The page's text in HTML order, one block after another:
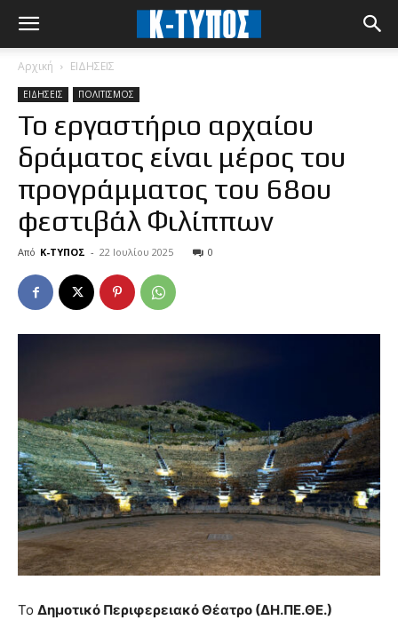
Αρχική ΕΙΔΗΣΕΙΣ
ΕΙΔΗΣΕΙΣ ΠΟΛΙΤΙΣΜΟΣ
Το εργαστήριο αρχαίου
δράματος είναι μέρος του
προγράμματος του 68ου
φεστιβάλ Φιλίππων
Από Κ-ΤΥΠΟΣ - 22 Ιουλίου 2025 0
Το Δημοτικό Περιφερειακό Θέατρο (ΔΗ.ΠΕ.ΘΕ.)